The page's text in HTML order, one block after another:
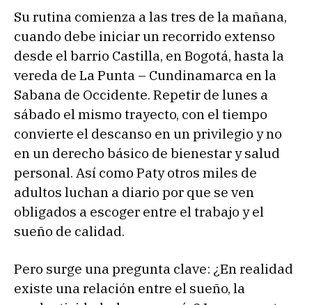
Su rutina comienza a las tres de la mañana,
cuando debe iniciar un recorrido extenso
desde el barrio Castilla, en Bogotá, hasta la
vereda de La Punta – Cundinamarca en la
Sabana de Occidente. Repetir de lunes a
sábado el mismo trayecto, con el tiempo
convierte el descanso en un privilegio y no
en un derecho básico de bienestar y salud
personal. Así como Paty otros miles de
adultos luchan a diario por que se ven
obligados a escoger entre el trabajo y el
sueño de calidad.
Pero surge una pregunta clave: ¿En realidad
existe una relación entre el sueño, la